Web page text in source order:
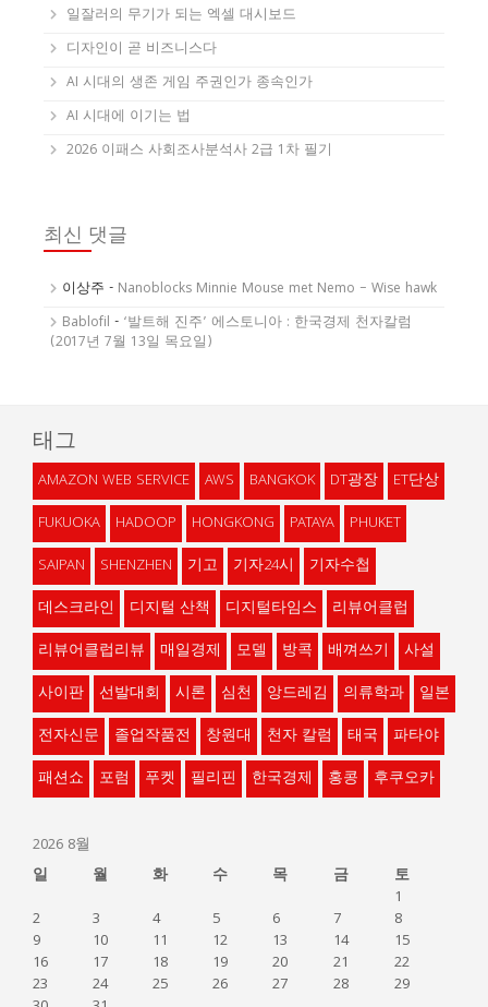
일잘러의 무기가 되는 엑셀 대시보드
디자인이 곧 비즈니스다
AI 시대의 생존 게임 주권인가 종속인가
AI 시대에 이기는 법
2026 이패스 사회조사분석사 2급 1차 필기
최신 댓글
이상주 - Nanoblocks Minnie Mouse met Nemo – Wise hawk
Bablofil - ‘발트해 진주’ 에스토니아 : 한국경제 천자칼럼
(2017년 7월 13일 목요일)
태그
AMAZON WEB SERVICE AWS BANGKOK DT광장
ET단상
FUKUOKA
HADOOP HONGKONG PATAYA
PHUKET
SAIPAN
SHENZHEN 기고 기자24시
기자수첩
데스크라인
디지털 산책 디지털타임스
리뷰어클럽
리뷰어클럽리뷰
매일경제 모델 방콕 배껴쓰기
사설
사이판
선발대회 시론 심천 앙드레김 의류학과
일본
전자신문
졸업작품전 창원대 천자 칼럼 태국
파타야
패션쇼
포럼 푸켓 필리핀 한국경제 홍콩 후쿠오카
2026 8월
일
월 화 수 목 금
토
1
2
3 4 5 6 7
8
9
10 11 12 13 14
15
16
17 18 19 20 21
22
23
24 25 26 27 28
29